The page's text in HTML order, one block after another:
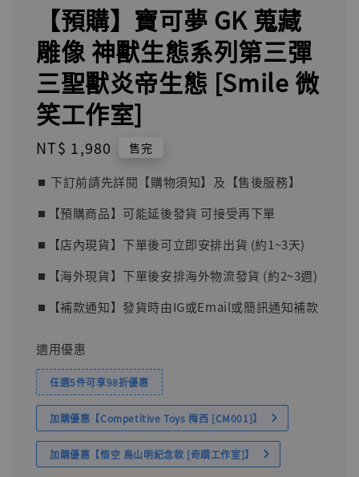
【預購】寶可夢 GK 蒐藏
雕像 神獸生態系列第三彈
三聖獸炎帝生態 [Smile 微
笑工作室]
Regular
NT$ 1,980 售完
⏹︎ 下訂前請先詳閱【購物須知】及【售後服務】
⏹︎【預購商品】可能延後發貨 可接受再下單
⏹︎【店內現貨】下單後可立即安排出貨 (約1~3天)
⏹︎【海外現貨】下單後安排海外物流發貨 (約2~3週)
⏹︎【補款通知】發貨時由IG或Email或簡訊通知補款
適用優惠
任選5件可享98折優惠
加購優惠【Competitive Toys 梅西 [CM001]】
加購優惠【悟空 鳥山明紀念款 [奇蹟工作室]】